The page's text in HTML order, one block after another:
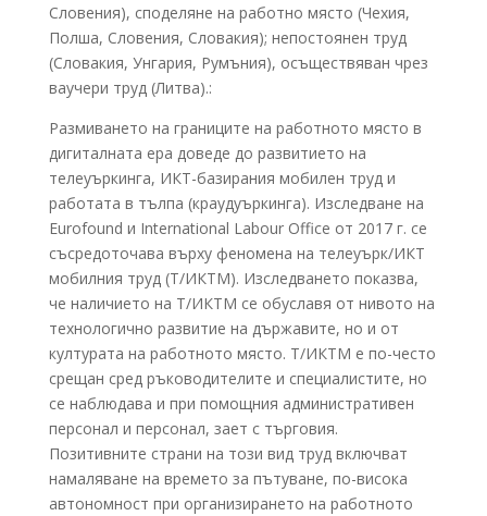
Словения), споделяне на работно място (Чехия,
Полша, Словения, Словакия); непостоянен труд
(Словакия, Унгария, Румъния), осъществяван чрез
ваучери труд (Литва).:
Размиването на границите на работното място в
дигиталната ера доведе до развитието на
телеуъркинга, ИКТ-базирания мобилен труд и
работата в тълпа (краудуъркинга). Изследване на
Eurofound и International Labour Office от 2017 г. се
съсредоточава върху феномена на телеуърк/ИКТ
мобилния труд (Т/ИКТМ). Изследването показва,
че наличието на Т/ИКТМ се обуславя от нивото на
технологично развитие на държавите, но и от
културата на работното място. Т/ИКТМ е по-често
срещан сред ръководителите и специалистите, но
се наблюдава и при помощния административен
персонал и персонал, зает с търговия.
Позитивните страни на този вид труд включват
намаляване на времето за пътуване, по-висока
автономност при организирането на работното